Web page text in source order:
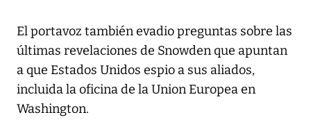
El portavoz también evadio preguntas sobre las
últimas revelaciones de Snowden que apuntan
a que Estados Unidos espio a sus aliados,
incluida la oficina de la Union Europea en
Washington.